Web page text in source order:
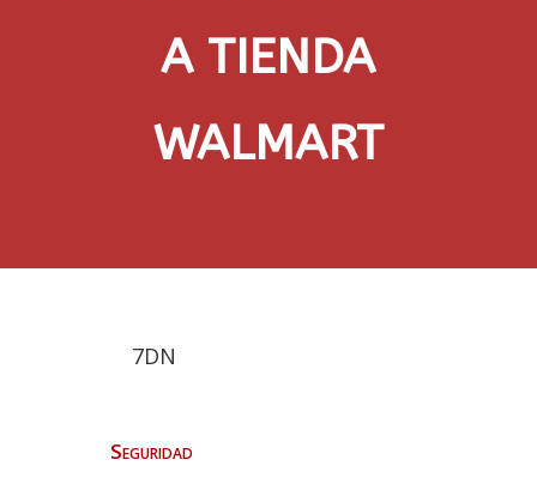
A TIENDA
WALMART
7DN
Seguridad